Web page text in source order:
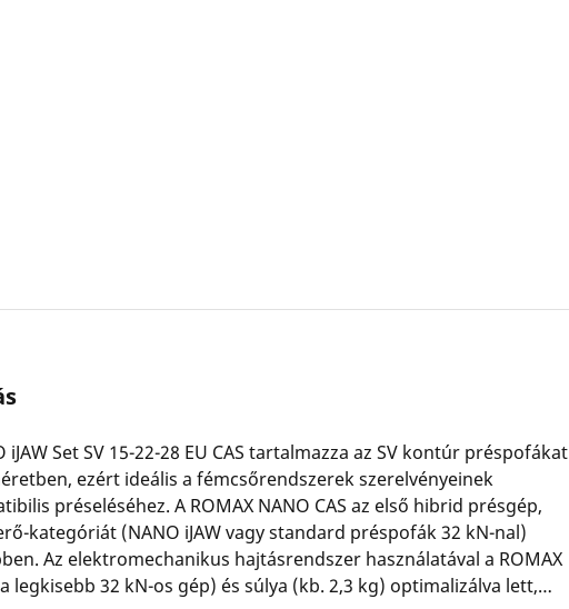
iJAW Set SV 15-22-28 EU CAS tartalmazza az SV kontúr préspofákat
ezért ideális a fémcsőrendszerek szerelvényeinek
préseléséhez. A ROMAX NANO CAS az első hibrid présgép,
kategóriát (NANO iJAW vagy standard préspofák 32 kN-nal)
Az elektromechanikus hajtásrendszer használatával a ROMAX
legkisebb 32 kN-os gép) és súlya (kb. 2,3 kg) optimalizálva lett,